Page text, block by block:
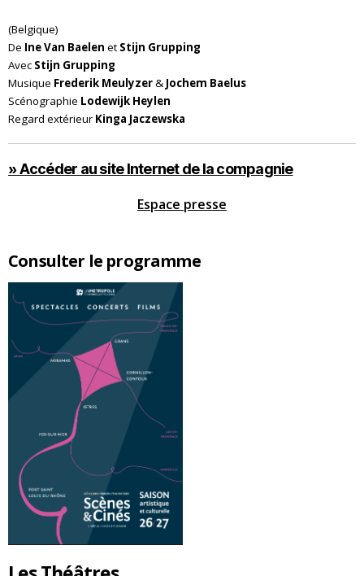
Consulter le programme
(Belgique)
De Ine Van Baelen et Stijn Grupping
Avec Stijn Grupping
Musique Frederik Meulyzer& Jochem Baelus
Scénographie Lodewijk Heylen
Regard extérieur Kinga Jaczewska
» Accéder au site Internet de la compagnie
Espace presse